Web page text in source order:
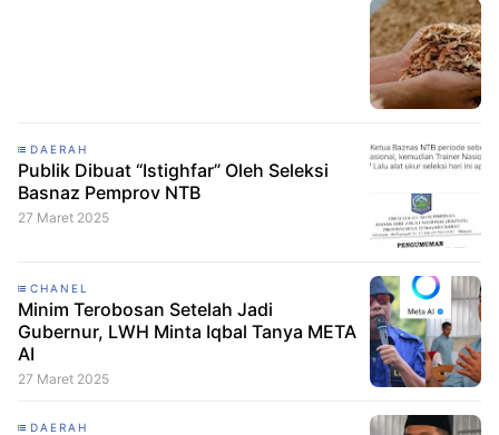
DAERAH
Publik Dibuat “Istighfar” Oleh Seleksi
Basnaz Pemprov NTB
27 Maret 2025
CHANEL
Minim Terobosan Setelah Jadi
Gubernur, LWH Minta Iqbal Tanya META
AI
27 Maret 2025
DAERAH